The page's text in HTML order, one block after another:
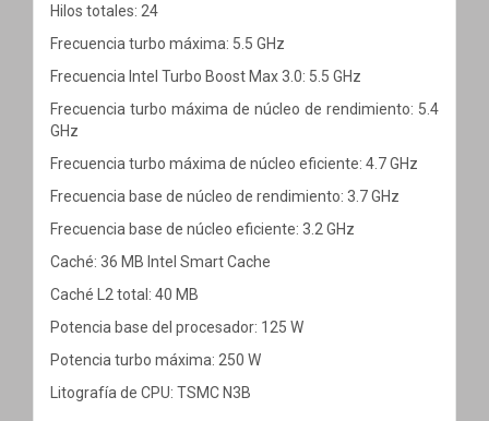
Hilos totales: 24
Frecuencia turbo máxima: 5.5 GHz
Frecuencia Intel Turbo Boost Max 3.0: 5.5 GHz
Frecuencia turbo máxima de núcleo de rendimiento: 5.4
GHz
Frecuencia turbo máxima de núcleo eficiente: 4.7 GHz
Frecuencia base de núcleo de rendimiento: 3.7 GHz
Frecuencia base de núcleo eficiente: 3.2 GHz
Caché: 36 MB Intel Smart Cache
Caché L2 total: 40 MB
Potencia base del procesador: 125 W
Potencia turbo máxima: 250 W
Litografía de CPU: TSMC N3B